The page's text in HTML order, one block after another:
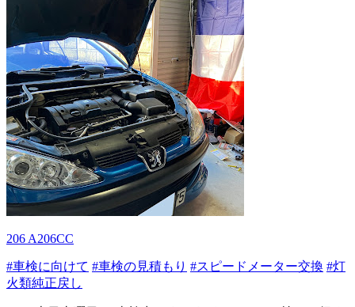
206 A206CC
#車検に向けて #車検の見積もり #スピードメーター交換 #灯
火類純正戻し